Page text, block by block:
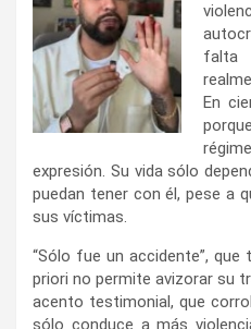
falta
En
expresión. Su vida sólo
puedan tener con él, pese a
sus víctimas.
“Sólo fue un accidente”,
priori no permite avizorar su
acento testimonial, que
sólo conduce a más